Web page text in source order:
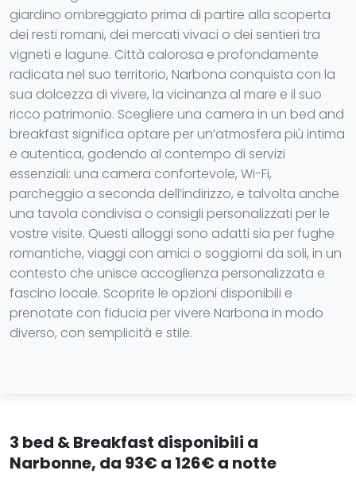
giardino ombreggiato prima di partire alla scoperta
dei resti romani, dei mercati vivaci o dei sentieri tra
vigneti e lagune. Città calorosa e profondamente
radicata nel suo territorio, Narbona conquista con la
sua dolcezza di vivere, la vicinanza al mare e il suo
ricco patrimonio. Scegliere una camera in un bed and
breakfast significa optare per un’atmosfera più intima
e autentica, godendo al contempo di servizi
essenziali: una camera confortevole, Wi-Fi,
parcheggio a seconda dell’indirizzo, e talvolta anche
una tavola condivisa o consigli personalizzati per le
vostre visite. Questi alloggi sono adatti sia per fughe
romantiche, viaggi con amici o soggiorni da soli, in un
contesto che unisce accoglienza personalizzata e
fascino locale. Scoprite le opzioni disponibili e
prenotate con fiducia per vivere Narbona in modo
diverso, con semplicità e stile.
3 bed & Breakfast disponibili a
Narbonne, da 93€ a 126€ a notte